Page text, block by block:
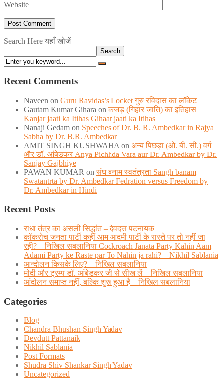
Website
Search Here यहाँ खोजें
Search
Recent Comments
Naveen on Guru Ravidas’s Locket गुरु रविदास का लॉकेट
Gautam Kumar Gihara onकंजड़ (गिहार जाति) का इतिहास
Kanjar jaati ka Itihas Gihaar jaati ka Itihas
Nanaji Gedam on Speeches of Dr. B. R. Ambedkar in Rajya
Sabha by Dr. B.R. Ambedkar
AMIT SINGH KUSHWAHA on अन्य पिछड़ा (ओ. बी. सी.) वर्ग
और डॉ. आंबेडकर Anya Pichhda Vara aur Dr. Ambedkar by Dr.
Sanjay Gajbhiye
PAWAN KUMAR onसंघ बनाम स्वतंत्रता Sangh banam
Swatantrta by Dr. Ambedkar Fedration versus Freedom by
Dr. Ambedkar in Hindi
Recent Posts
राधा तंत्र का असली सिद्धांत – देवदत्त पटनायक
कॉकरोच जनता पार्टी कहीं आम आदमी पार्टी के रास्ते पर तो नहीं जा
रही? – निखिल सबलानिया Cockroach Janata Party Kahin Aam
Adami Party ke Raste par To Nahin ja rahi? – Nikhil Sablania
आन्दोलन किसके लिए? – निखिल सबलानिया
मोदी और ट्रम्प डाॅ. आंबेडकर जी से सीख लें – निखिल सबलानिया
आंदोलन समाप्त नहीं, बल्कि शुरू हुआ है – निखिल सबलानिया
Categories
Blog
Chandra Bhushan Singh Yadav
Devdutt Pattanaik
Nikhil Sablania
Post Formats
Shudra Shiv Shankar Singh Yadav
Uncategorized